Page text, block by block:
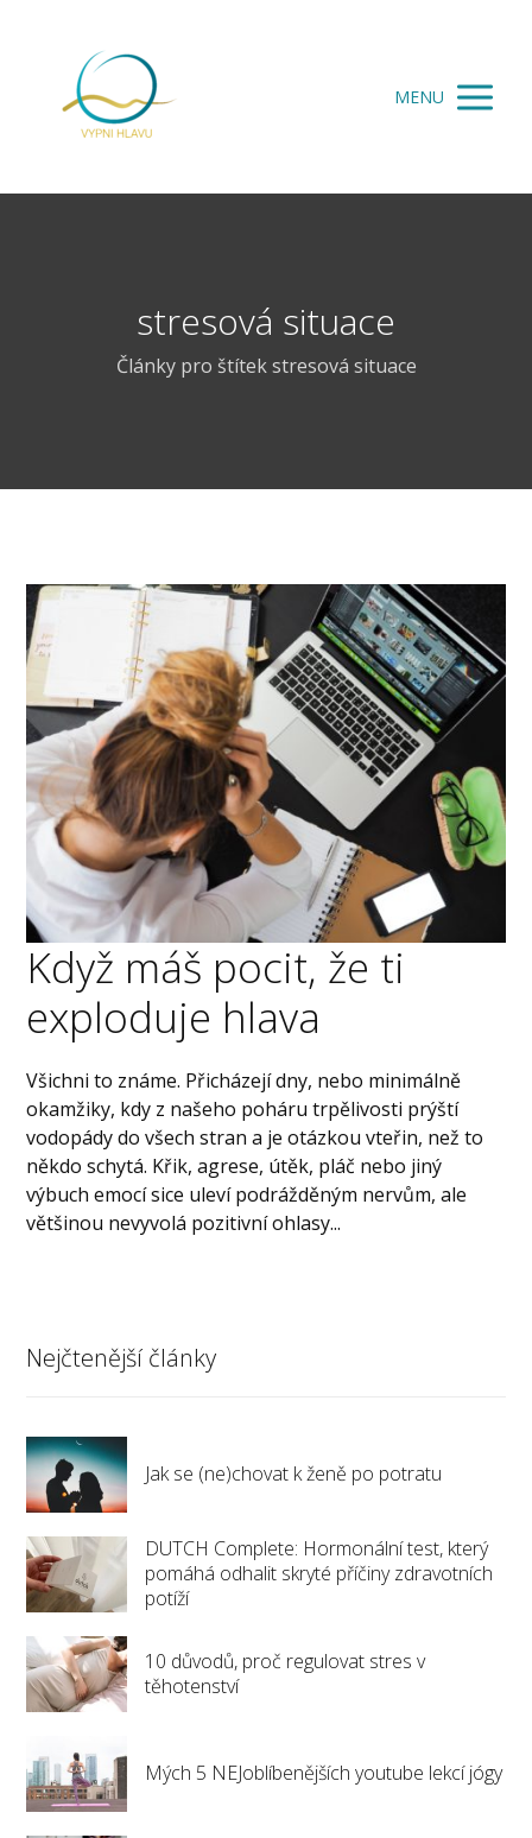
MENU
stresová situace
Články pro štítek stresová situace
Když máš pocit, že ti
exploduje hlava
Všichni to známe. Přicházejí dny, nebo minimálně
okamžiky, kdy z našeho poháru trpělivosti prýští
vodopády do všech stran a je otázkou vteřin, než to
někdo schytá. Křik, agrese, útěk, pláč nebo jiný
výbuch emocí sice uleví podrážděným nervům, ale
většinou nevyvolá pozitivní ohlasy...
Nejčtenější články
Jak se (ne)chovat k ženě po potratu
DUTCH Complete: Hormonální test, který
pomáhá odhalit skryté příčiny zdravotních
potíží
10 důvodů, proč regulovat stres v
těhotenství
Mých 5 NEJoblíbenějších youtube lekcí jógy